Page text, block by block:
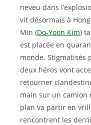
neveu dans
vit désormais à
Min (Do-Yoon Kim)
est placée en
monde. Stigmatisés
deux héros vont
retourner
main sur un camion
plan va partir en
rencontrent les